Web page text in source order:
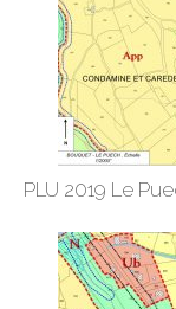
PLU 2019 Le